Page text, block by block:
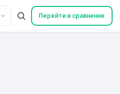
Перейти в сравнение